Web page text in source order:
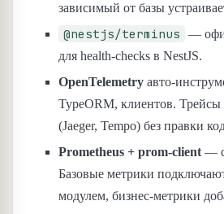
зависимый от базы
@nestjs/terminus
—
для health-checks в NestJS.
OpenTelemetry авто-
TypeORM, клиентов. Трейсы
(Jaeger, Tempo) без правки
Prometheus + prom-client —
Базовые метрики
модулем, бизнес-метрики